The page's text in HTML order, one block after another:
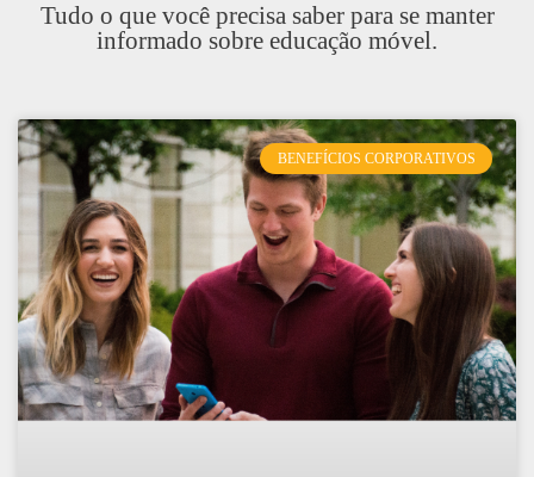
Tudo o que você precisa saber para se manter
informado sobre educação móvel.
BENEFÍCIOS CORPORATIVOS